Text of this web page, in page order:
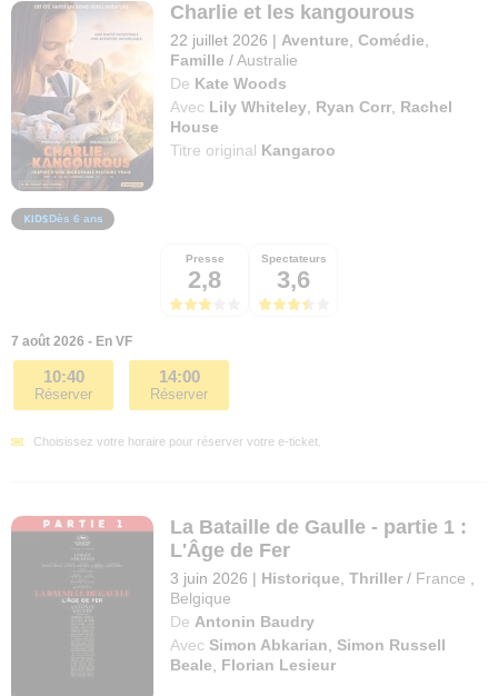
Charlie et les kangourous
22 juillet 2026 | Aventure ,Comédie
Famille / Australie
De Kate Woods
Avec Lily Whiteley Ryan Corr Rachel
House
Titre original Kangaroo
Dès 6 ans
Presse
2,8
Spectateurs
3,6
7 août 2026 - En VF
10:40
Réserver
14:00
Réserver
Choisissez votre horaire pour réserver votre e-ticket.
La Bataille de Gaulle - partie 1 :
L'Âge de Fer
3 juin 2026 | Historique ,Thriller / France
Belgique
De Antonin Baudry
Avec Simon Abkarian ,Simon Russell
Beale
Florian Lesieur